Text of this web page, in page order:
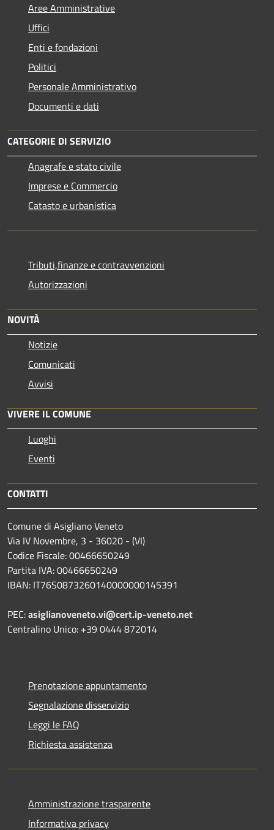
Aree Amministrative
Uffici
Enti e fondazioni
Politici
Personale Amministrativo
Documenti e dati
CATEGORIE DI SERVIZIO
Anagrafe e stato civile
Imprese e Commercio
Catasto e urbanistica
Tributi,finanze e contravvenzioni
Autorizzazioni
NOVITÀ
Notizie
Comunicati
Avvisi
VIVERE IL COMUNE
Luoghi
Eventi
CONTATTI
Comune di Asigliano Veneto
Via IV Novembre, 3 - 36020 - (VI)
Codice Fiscale: 00466650249
Partita IVA: 00466650249
IBAN: IT76S0873260140000000145391
PEC:asiglianoveneto.vi@cert.ip-veneto.net
Centralino Unico: +39 0444 872014
Prenotazione appuntamento
Segnalazione disservizio
Leggi le FAQ
Richiesta assistenza
Amministrazione trasparente
Informativa privacy